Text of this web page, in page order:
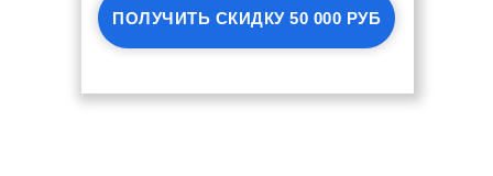
ПОЛУЧИТЬ СКИДКУ 50 000 РУБ